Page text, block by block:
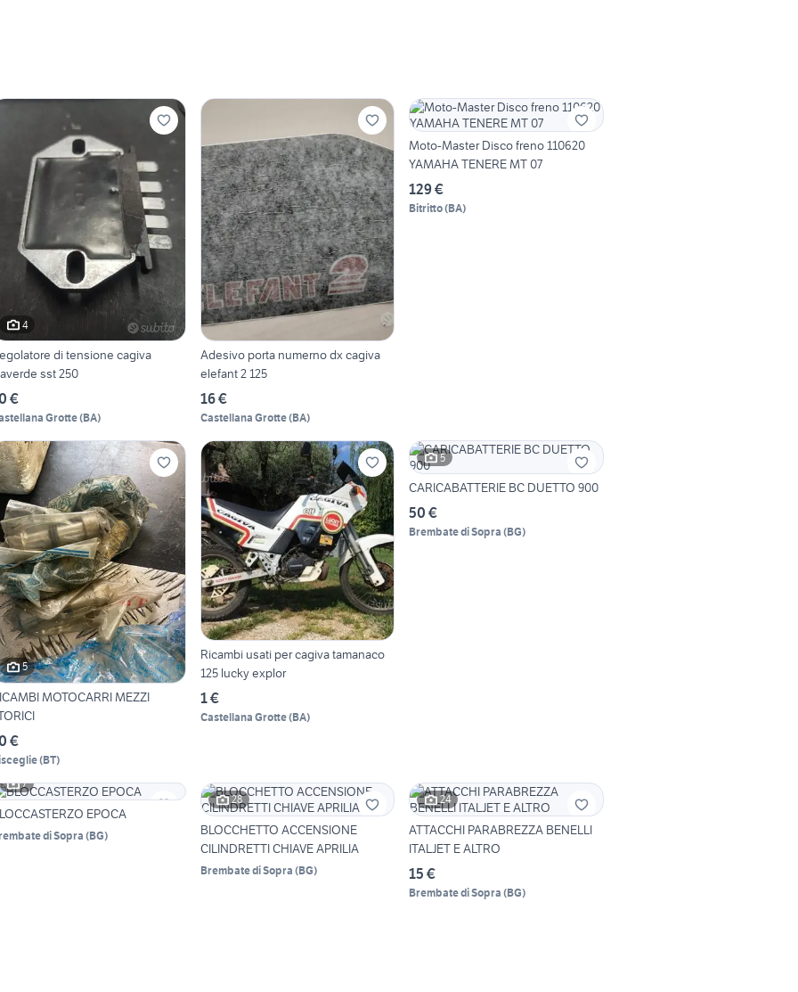
4
di tensione cagiva
sst 250
€
Grotte(BA)
Adesivo porta numerno dx cagiva
elefant 2 125
16 €
Castellana Grotte(BA)
Moto-Master Disco freno 110620
YAMAHA TENERE MT 07
129 €
Bitritto(BA)
5
MOTOCARRI MEZZI
€
(BT)
Ricambi usati per cagiva tamanaco
125 lucky explor
1 €
Castellana Grotte(BA)
5
CARICABATTERIE BC DUETTO 900
50 €
Brembate di Sopra (BG)
7
EPOCA
di Sopra (BG)
28
BLOCCHETTO ACCENSIONE
CILINDRETTI CHIAVE APRILIA
Brembate di Sopra (BG)
24
ATTACCHI PARABREZZA BENELLI
ITALJET E ALTRO
15 €
Brembate di Sopra (BG)